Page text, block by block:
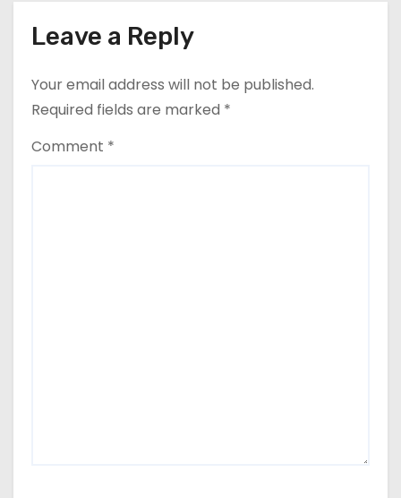
o
n
Leave a Reply
Your email address will not be published.
Required fields are marked *
Comment *